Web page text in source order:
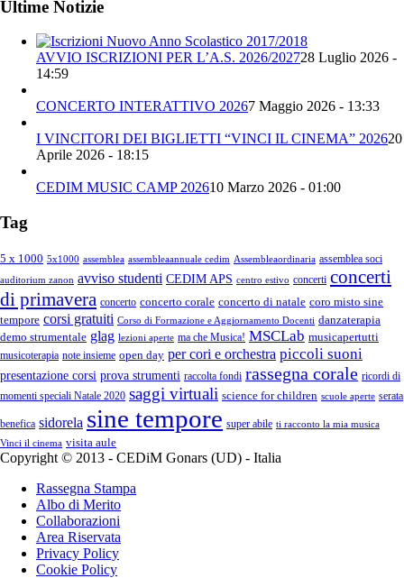
Ultime Notizie
AVVIO ISCRIZIONI PER L’A.S. 2026/202728 Luglio 2026 -
14:59
CONCERTO INTERATTIVO 20267 Maggio 2026 - 13:33
I VINCITORI DEI BIGLIETTI “VINCI IL CINEMA” 202620
Aprile 2026 - 18:15
CEDIM MUSIC CAMP 202610 Marzo 2026 - 01:00
Tag
5 x 1000 5x1000 assemblea assembleaannuale cedim Assembleaordinaria assemblea soci
auditorium zanon avviso studenti CEDIM APS centro estivo concerti concerti
di primavera concerto concerto corale concerto di natale coro misto sine
tempore corsi gratuiti Corso di Formazione e Aggiornamento Docenti danzaterapia
demo strumentale glag lezioni aperte ma che Musica! MSCLab musicapertutti
musicoterapia note insieme open day per cori e orchestra piccoli suoni
presentazione corsi prova strumenti raccolta fondi rassegna corale ricordi di
momenti speciali Natale 2020 saggi virtuali science for children scuole aperte serata
benefica sidorela sine tempore super abile ti racconto la mia musica
Vinci il cinema visita aule
Copyright © 2013 - CEDiM Gonars (UD) - Italia
Rassegna Stampa
Albo di Merito
Collaborazioni
Area Riservata
Privacy Policy
Cookie Policy